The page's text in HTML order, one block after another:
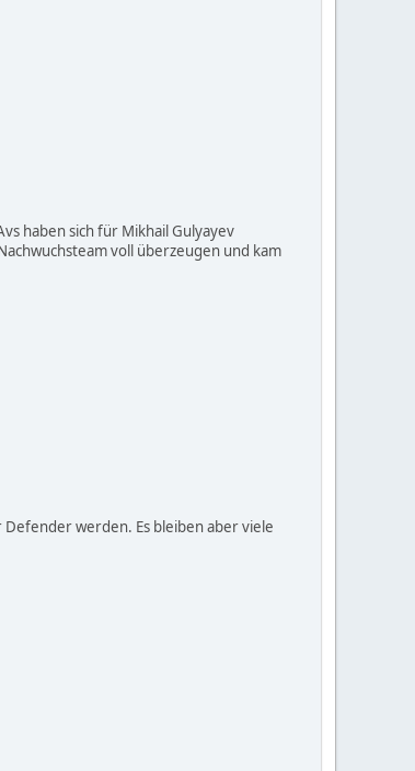
haben sich für Mikhail Gulyayev
voll überzeugen und kam
werden. Es bleiben aber viele